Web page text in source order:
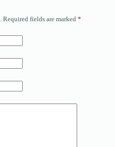
Required fields are marked *